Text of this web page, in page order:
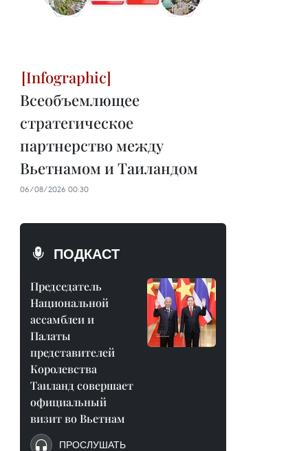
Всеобъемлющее
стратегическое
партнерство между
Вьетнамом и Таиландом
06/08/2026 00:30
ПОДКАСТ
Председатель
Национальной
ассамблеи и
Палаты
представителей
Королевства
Таиланд совершает
официальный
визит во Вьетнам
ПРОСЛУШАТЬ